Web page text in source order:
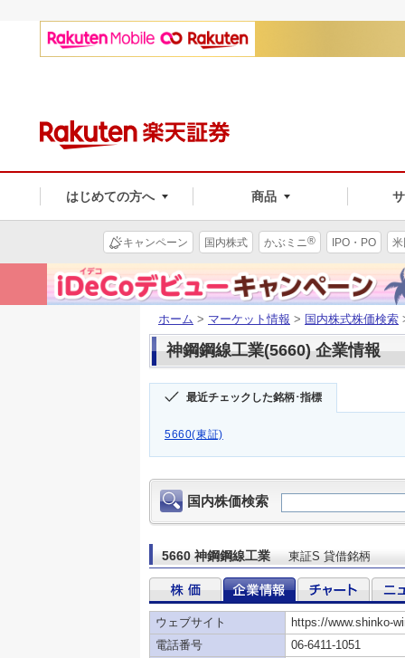
はじめての方へ 商品
キャンペーン 国内株式 かぶミニ® IPO・PO
ホーム > マーケット情報 > 国内株式株価検索
神鋼鋼線工業(5660) 企業情報
最近チェックした銘柄･指標
5660(東証)